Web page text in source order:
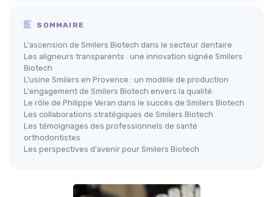
SOMMAIRE
L'ascension de Smilers Biotech dans le secteur dentaire
Les aligneurs transparents : une innovation signée Smilers
Biotech
L'usine Smilers en Provence : un modèle de production
L'engagement de Smilers Biotech envers la qualité
Le rôle de Philippe Veran dans le succès de Smilers Biotech
Les collaborations stratégiques de Smilers Biotech
Les témoignages des professionnels de santé
orthodontistes
Les perspectives d'avenir pour Smilers Biotech